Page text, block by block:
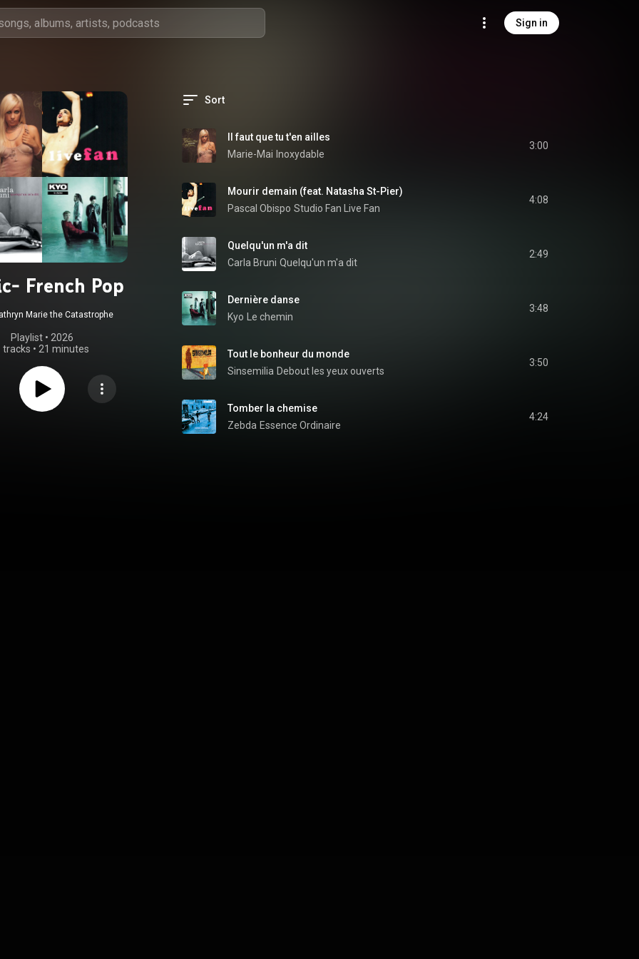
Sign in
French Pop
Marie the Catastrophe
Playlist • 2026
tracks • 21 minutes
Sort
Il faut que tu t'en ailles
Marie-Mai Inoxydable
3:00
Mourir demain (feat. Natasha St-Pier)
Pascal Obispo Studio Fan Live Fan
4:08
Quelqu'un m'a dit
Carla Bruni Quelqu'un m'a dit
2:49
Dernière danse
Kyo
Le chemin
3:48
Tout le bonheur du monde
Sinsemilia Debout les yeux ouverts
3:50
Tomber la chemise
Zebda Essence Ordinaire
4:24